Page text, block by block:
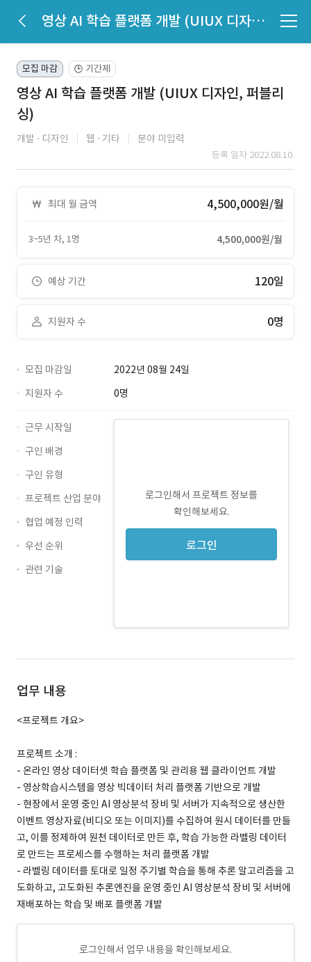
영상 AI 학습 플랫폼 개발 (UIUX 디자인, 퍼블리싱)
모집 마감 🕒 기간제
영상 AI 학습 플랫폼 개발 (UIUX 디자인, 퍼블리
싱)
개발 디자인 웹 기타 분야 미입력
등록 일자 2022.08.10.
최대 월 금액 4,500,000원/월
3~5년 차, 1명 4,500,000원/월
예상 기간 120일
지원자 수 0명
모집 마감일
2022년 08월 24일
지원자 수
0명
로그인해서 프로젝트 정보를
확인해보세요.
로그인
근무 시작일
구인 배경
구인 유형
프로젝트 산업 분야
협업 예정 인력
우선 순위
관련 기술
업무 내용
<프로젝트 개요>
프로젝트 소개 :
- 온라인 영상 데이터셋 학습 플랫폼 및 관리용 웹 클라이언트 개발
- 영상학습시스템을 영상 빅데이터 처리 플랫폼 기반으로 개발
- 현장에서 운영 중인 AI 영상분석 장비 및 서버가 지속적으로 생산한
이벤트 영상자료(비디오 또는 이미지)를 수집하여 원시 데이터를 만들
고, 이를 정제하여 원천 데이터로 만든 후, 학습 가능한 라벨링 데이터
로 만드는 프로세스를 수행하는 처리 플랫폼 개발
- 라벨링 데이터를 토대로 일정 주기별 학습을 통해 추론 알고리즘을 고
도화하고, 고도화된 추론엔진을 운영 중인 AI 영상분석 장비 및 서버에
재배포하는 학습 및 배포 플랫폼 개발
로그인해서 업무 내용을 확인해보세요.